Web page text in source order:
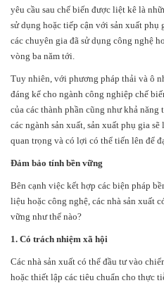
yêu cầu sau chế biến được liệt kê là
sử dụng hoặc tiếp cận với sản xuất
các chuyên gia đã sử dụng công nghệ
vòng ba năm tới.
Tuy nhiên, với phương pháp thải và ô
đáng kể cho ngành công nghiệp chế
của các thành phần cũng như khả
các ngành sản xuất, sản xuất phụ gia
quan trọng và có lợi có thể tiến lên để
Đảm bảo tính bền vững
Bên cạnh việc kết hợp các biện pháp
liệu hoặc công nghệ, các nhà sản xuất
vững như thế nào?
1. Có trách nhiệm xã hội
Các nhà sản xuất có thể đầu tư vào
hoặc thiết lập các tiêu chuẩn cho thực